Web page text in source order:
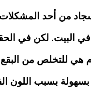
من أحد
في البيت. لكن في
هي للتخلص من البقع
بسهولة بسبب اللون